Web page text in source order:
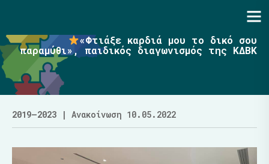
«Φτιάξε καρδιά μου το δικό σου
παραμύθι», παιδικός διαγωνισμός της ΚΔΒΚ
2019–2023 | Ανακοίνωση 10.05.2022